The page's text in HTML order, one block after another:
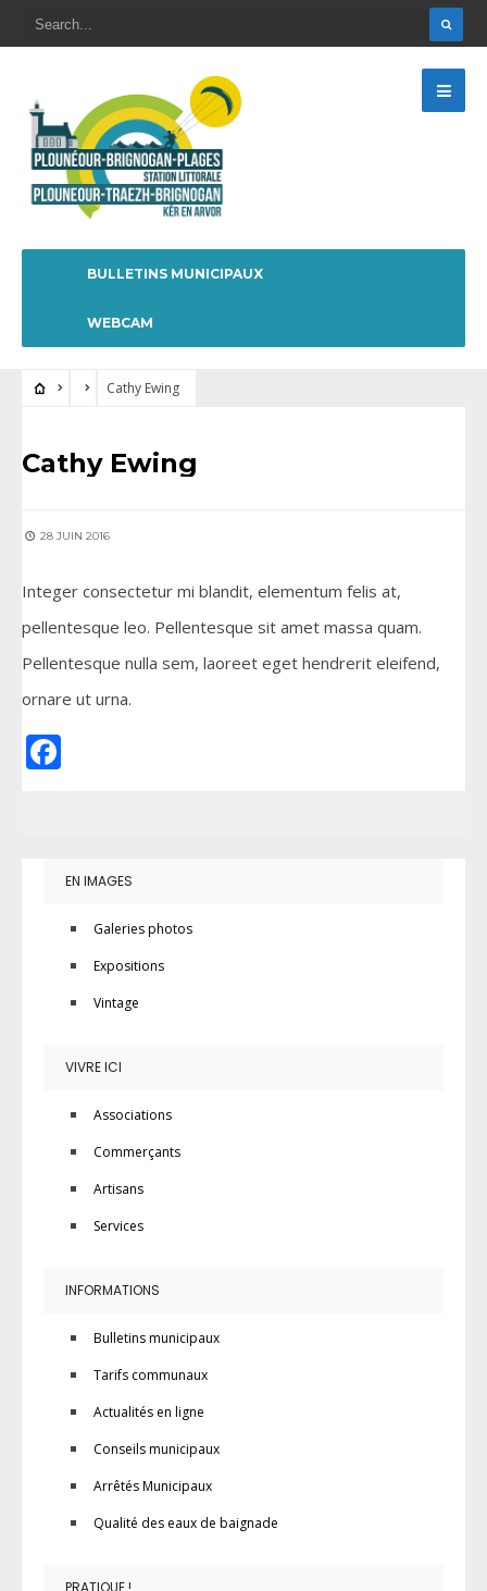
BULLETINS MUNICIPAUX
WEBCAM
Cathy Ewing
Cathy Ewing
28 JUIN 2016
Integer consectetur mi blandit, elementum felis at,
pellentesque leo. Pellentesque sit amet massa quam.
Pellentesque nulla sem, laoreet eget hendrerit eleifend,
ornare ut urna.
EN IMAGES
Galeries photos
Expositions
Vintage
VIVRE ICI
Associations
Commerçants
Artisans
Services
INFORMATIONS
Bulletins municipaux
Tarifs communaux
Actualités en ligne
Conseils municipaux
Arrêtés Municipaux
Qualité des eaux de baignade
PRATIQUE !